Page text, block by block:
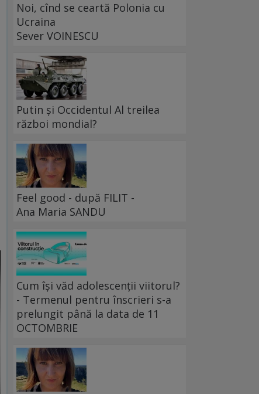
Noi, cînd se ceartă Polonia cu
Ucraina
Sever VOINESCU
Putin și Occidentul Al treilea
război mondial?
Feel good - după FILIT -
Ana Maria SANDU
Cum își văd adolescenții viitorul?
- Termenul pentru înscrieri s-a
prelungit până la data de 11
OCTOMBRIE